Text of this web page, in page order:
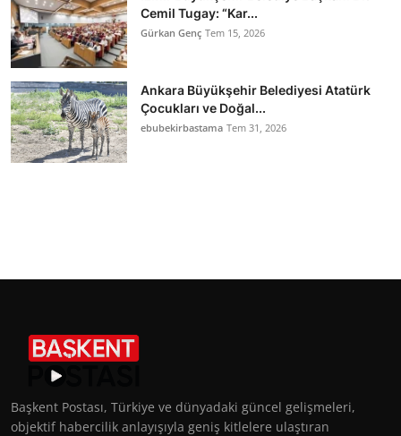
Cemil Tugay: “Kar...
Gürkan Genç Tem 15, 2026
Ankara Büyükşehir Belediyesi Atatürk
Çocukları ve Doğal...
ebubekirbastama Tem 31, 2026
Başkent Postası, Türkiye ve dünyadaki güncel gelişmeleri,
objektif habercilik anlayışıyla geniş kitlelere ulaştıran